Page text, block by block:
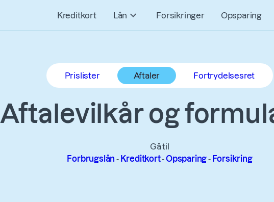
Kreditkort Lån Forsikringer Opsparing
Prislister Aftaler Fortrydelsesret
Aftalevilkår og
Gå til
Forbrugslån - Kreditkort-Opsparing- Forsikring